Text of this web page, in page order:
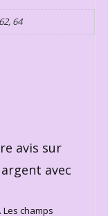
64
avis sur
avec
Les champs